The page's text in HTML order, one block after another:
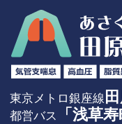
東京メトロ銀座線
都営バス
「浅草寿